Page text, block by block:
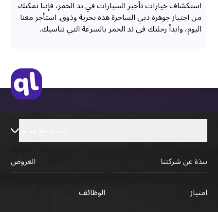
استكشاف خيارات تأجير السيارات في ند الحمر، فإننا نمكنك
من اجتياز جوهرة دبي الساحرة هذه بحرية وذوق. استأجر معنا
اليوم، وابدأ رحلتك في ند الحمر بالسرعة التي تناسبك.
نبذة عن شركتنا
العروض
امتياز
الوظائف